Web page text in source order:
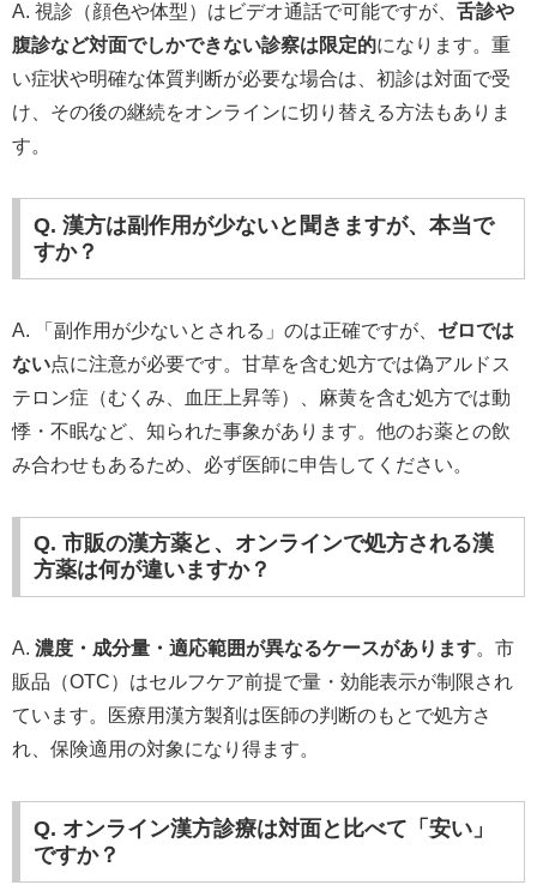
A. 視診（顔色や体型）はビデオ通話で可能ですが、 舌診や
腹診など対面でしかできない診察は限定的になります。重
い症状や明確な体質判断が必要な場合は、初診は対面で受
け、その後の継続をオンラインに切り替える方法もありま
す。
Q. 漢方は副作用が少ないと聞きますが、本当で
すか？
A. 「副作用が少ないとされる」のは正確ですが、 ゼロでは
ない点に注意が必要です。甘草を含む処方では偽アルドス
テロン症（むくみ、血圧上昇等）、麻黄を含む処方では動
悸・不眠など、知られた事象があります。他のお薬との飲
み合わせもあるため、必ず医師に申告してください。
Q. 市販の漢方薬と、オンラインで処方される漢
方薬は何が違いますか？
A. 濃度・成分量・適応範囲が異なるケースがあります。市
販品（OTC）はセルフケア前提で量・効能表示が制限され
ています。医療用漢方製剤は医師の判断のもとで処方さ
れ、保険適用の対象になり得ます。
Q. オンライン漢方診療は対面と比べて「安い」
ですか？